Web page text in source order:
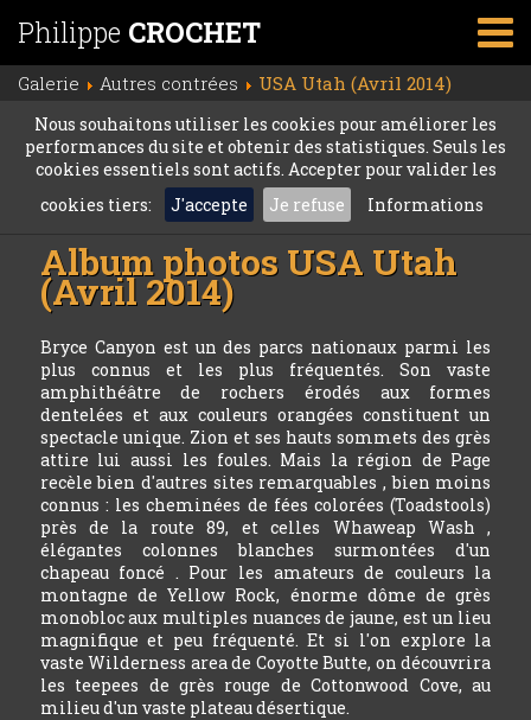
Philippe CROCHET
Galerie Autres contrées USA Utah (Avril 2014)
Nous souhaitons utiliser les cookies pour améliorer les
performances du site et obtenir des statistiques. Seuls les
cookies essentiels sont actifs. Accepter pour valider les
cookies tiers:
J'accepte Je refuse Informations
Album photos USA Utah
(Avril 2014)
Bryce Canyon est un des parcs nationaux parmi les
plus connus et les plus fréquentés. Son vaste
amphithéâtre de rochers érodés aux formes
dentelées et aux couleurs orangées constituent un
spectacle unique. Zion et ses hauts sommets des grès
attire lui aussi les foules. Mais la région de Page
recèle bien d'autres sites remarquables , bien moins
connus : les cheminées de fées colorées (Toadstools)
près de la route 89, et celles Whaweap Wash ,
élégantes colonnes blanches surmontées d'un
chapeau foncé . Pour les amateurs de couleurs la
montagne de Yellow Rock, énorme dôme de grès
monobloc aux multiples nuances de jaune, est un lieu
magnifique et peu fréquenté. Et si l'on explore la
vaste Wilderness area de Coyotte Butte, on découvrira
les teepees de grès rouge de Cottonwood Cove, au
milieu d'un vaste plateau désertique.